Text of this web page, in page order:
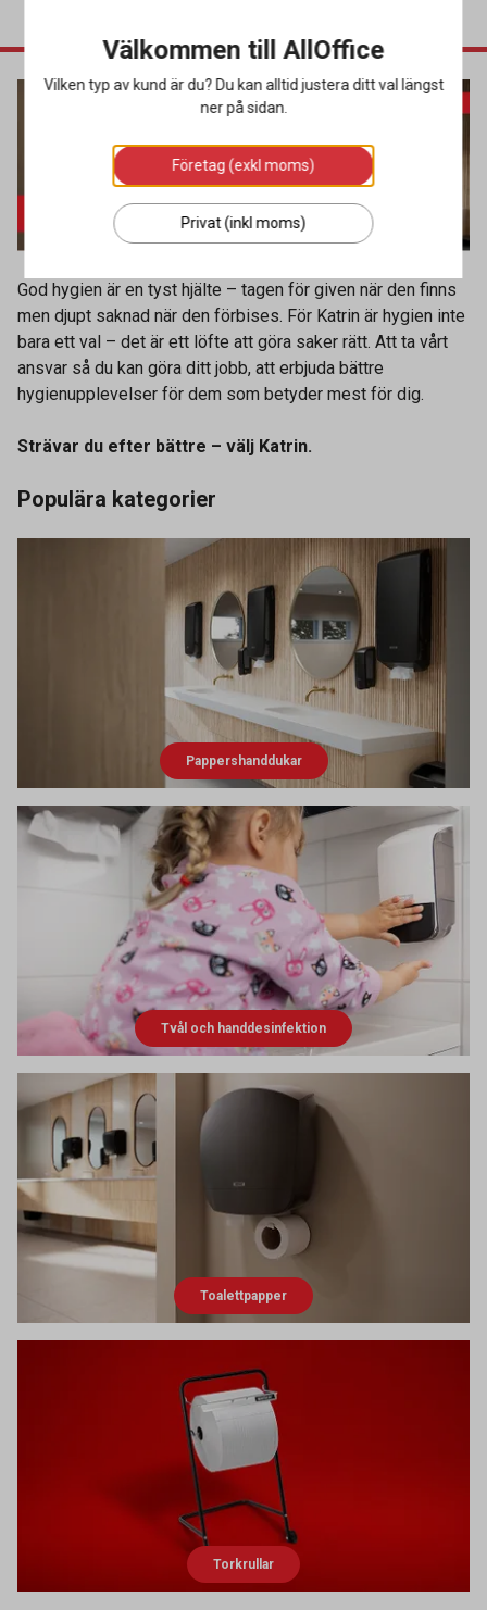
God hygien är en tyst hjälte – tagen för given när den finns
men djupt saknad när den förbises. För Katrin är hygien inte
bara ett val – det är ett löfte att göra saker rätt. Att ta vårt
ansvar så du kan göra ditt jobb, att erbjuda bättre
hygienupplevelser för dem som betyder mest för dig.
Strävar du efter bättre – välj Katrin.
Populära kategorier
Pappershanddukar
Tvål och handdesinfektion
Toalettpapper
Torkrullar
Välkommen till AllOffice
Vilken typ av kund är du? Du kan alltid justera ditt val längst
ner på sidan.
Företag (exkl moms)
Privat (inkl moms)